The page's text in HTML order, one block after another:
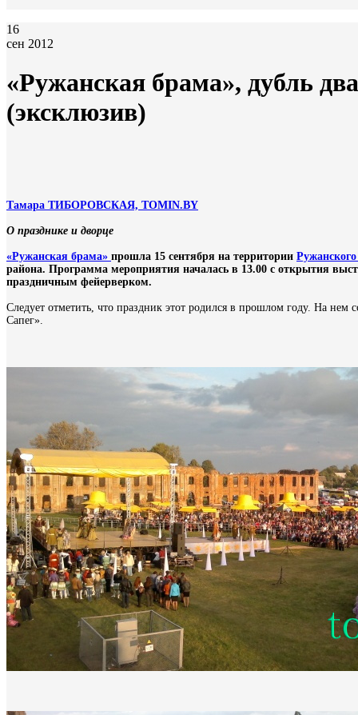
16
сен 2012
«Ружанская брама», дубль
(эксклюзив)
Тамара ТИБОРОВСКАЯ, TOMIN.BY
О празднике и дворце
«Ружанская брама» прошла 15 сентября на территории
района. Программа мероприятия началась в 13.00 с открытия
праздничным фейерверком.
Следует отметить, что праздник этот родился в прошлом году. На нем
Сапег».